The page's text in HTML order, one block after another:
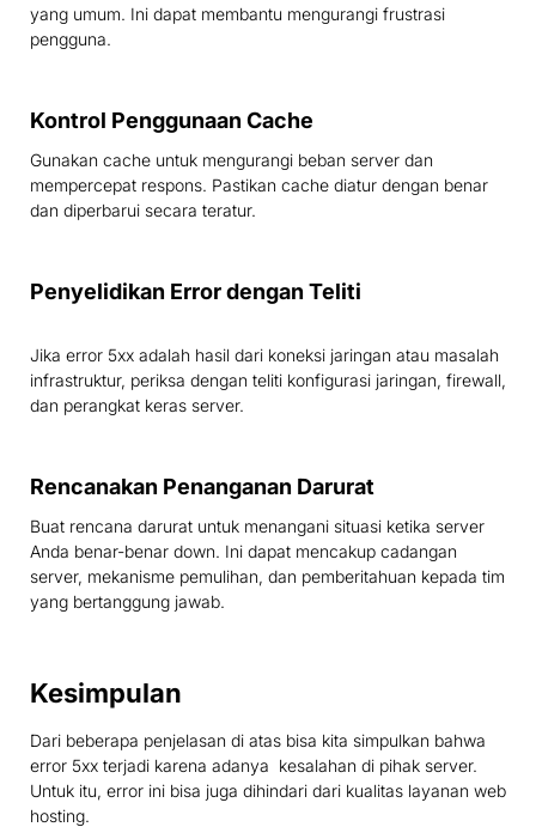
yang umum. Ini dapat membantu mengurangi frustrasi
pengguna.
Kontrol Penggunaan Cache
Gunakan cache untuk mengurangi beban server dan
mempercepat respons. Pastikan cache diatur dengan benar
dan diperbarui secara teratur.
Penyelidikan Error dengan Teliti
Jika error 5xx adalah hasil dari koneksi jaringan atau masalah
infrastruktur, periksa dengan teliti konfigurasi jaringan, firewall,
dan perangkat keras server.
Rencanakan Penanganan Darurat
Buat rencana darurat untuk menangani situasi ketika server
Anda benar-benar down. Ini dapat mencakup cadangan
server, mekanisme pemulihan, dan pemberitahuan kepada tim
yang bertanggung jawab.
Kesimpulan
Dari beberapa penjelasan di atas bisa kita simpulkan bahwa
error 5xx terjadi karena adanya kesalahan di pihak server.
Untuk itu, error ini bisa juga dihindari dari kualitas layanan web
hosting.